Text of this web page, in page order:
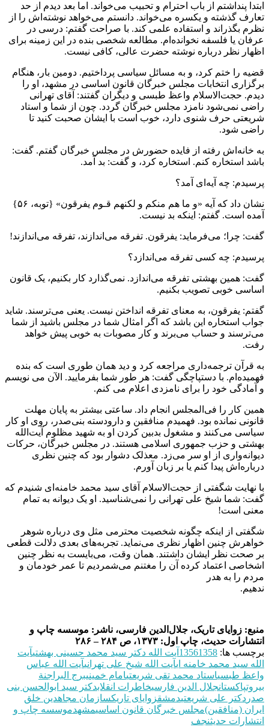
ابتدا پنداشتم از باب احترام و تحبیب می‌خواند. اما بعد دیدم از حد
تعارف گذشته و یکسره می‌خواند. دانستم می‌خواهد نوشته‌اش را از
نظرم بگذراند و استفاده علمی کند. با صراحت گفتم: درسی در
عرفان یا فلسفه نخوانده‌ام. مطالعه شخصی بنده در این زمینه برای
اظهار نظر درباره نوشته حضرت عالی، کافی نیست.
قضیه را ختم کرد، و به مسائل سیاسی پرداختیم. دومین بار، هنگام
برگزاری انتخابات مجلس خبرگان قانون اساسی در مشهد، او را
دیدم. حجت‌الاسلام واعظ طبسی و دیگران گفتند: آقای تهرانی
راضی نمی‌شود نامزد مجلس خبرگان گردد. چون از شما و استاد
شریعتی حرف شنوی دارد، خوب است با ایشان صحبت کنید تا
راضی شود.
به خانه‌اش رفته از فایده حضورش در مجلس خبرگان گفتم. گفت:
باشد استخاره کنم. استخاره کرد، و گفت: بد آمد.
پرسیدم: چه آیه‌ای آمد؟
نشان داد که آیه «و ما هم منکم و لکنهم قـوم یفرقون» {توبه، ۵۶}
آمده است. گفتم: اینکه بد نیست.
گفت: چرا؛ می‌فرماید: یفرقون. تفرقه می‌اندازند، تفرقه می‌اندازند!
پرسیدم: چه کسی تفرقه می‌اندازد؟
گفت: همین بهشتی تفرقه می‌اندازد. نمی‌گذارد کار بکنیم، یک قانون
اساسی خوبی تصویب بکنیم.
گفتم: یفرقون، به معنای تفرقه انداختن نیست. یعنی می‌ترسند. شاید
جواب استخاره این باشد که اگر امثال شما در مجلس باشید از شما
می‌ترسند و حساب می‌برند و کار مصوبات به خوبی پیش خواهد
رفت.
به قرآن ترجمه‌داری مراجعه کرد و دید همان طوری است که بنده
فهمیده‌ام. با دستپاچگی گفت: هر طور شما بفرمایید. الآن می نویسم
و آمادگی خود را برای نامزدی اعلام می کنم.
همین کار را فی‌المجلس انجام داد. ساعتی بیشتر به پایان مهلت
قانونی نمانده بود. فهمیدم منافقین و دارودسته بنی‌صدر، روی او کار
سیاسی می‌کنند و مشغول بدبین کردن او به شهید مظلوم آیت‌الله
بهشتی و حزب جمهوری اسلامی هستند. در مجلس خبرگان، حرکات
دیوانه‌واری از او سر می‌زد. معذلک دشوار بود که چنین نظری
درباره‌اش پیدا کنم یا بر زبان آورم.
با نهایت شگفتی از حجت‌الاسلام آقای سید محمد خامنه‌ای شنیدم که
گفت: شما شیخ علی تهرانی را نمی‌شناسید. او یک دیوانه به تمام
معنی است!
شگفتی از اینکه چگونه شخصیت محترمی مثل وی درباره شوهر
خواهرش چنین اظهار نظری می‌نماید. تجربه‌های بعدى دلالت قطعی
بر صحت نظر ایشان داشتند. همان وقت، می‌بایست به نظر چنین
اشخاصی اعتماد کرده آن را مغتنم می‌شمردیم تا عمر خودمان و
مردم را به هدر
ندهیم.
منبع: زوایای تاریک، جلال‌الدین فارسی، ناشر: موسسه چاپ و
انتشارات حدیث، چاپ اول: ۱۳۷۳، ص ۲۸۴ – ۲۸۶
برچسب ها:
13561358 آیت الله دکتر سید محمد حسینی بهشتیآیت
الله سید محمد خامنه ایآیت الله شیخ علی تهرانیآیت الله عباس
واعظ طبسیاستاد محمد تقی شریعتیامام خمینیبرج البراجنة
بیروتپاکستانجلال الدین فارسیخاطرات انقلابدکتر سید ابوالحسن بنی
صدر دکتر علی شریعتیدمشقزوایای تاریکسازمان مجاهدین خلق
ایران (منافقین)مجلس خبرگان قانون اساسیمشهدموسسه چاپ و
انتشارات حدیثنجف